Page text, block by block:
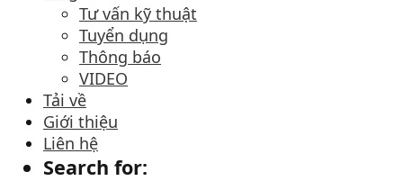
Tư vấn kỹ thuật
Tuyển dụng
Thông báo
VIDEO
Tải về
Giới thiệu
Liên hệ
Search for: